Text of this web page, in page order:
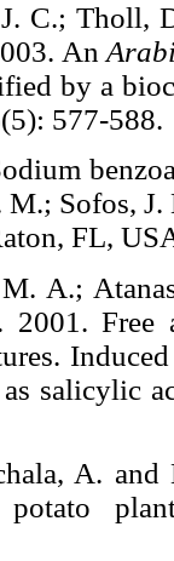
C.; Tholl,
An
by a
36(5): 577-
M.; Sofos,
Raton, FL,
A.;
2001.
as salicylic
A. and